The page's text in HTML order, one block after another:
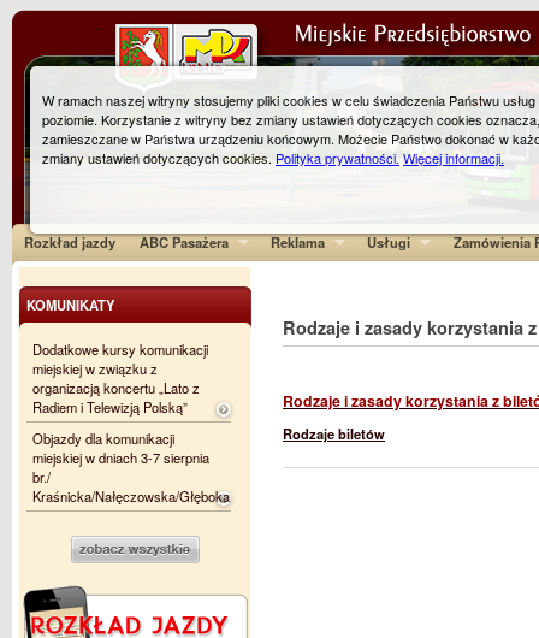
Rozkład jazdy ABC Pasażera Reklama Usługi Zamówienia
Rodzaje i zasady korzystania
Rodzaje i zasady korzystania z
Rodzaje biletów
KOMUNIKATY
Dodatkowe kursy komunikacji
miejskiej w związku z
organizacją koncertu „Lato z
Radiem i Telewizją Polską”
Objazdy dla komunikacji
miejskiej w dniach 3-7 sierpnia
br./
Kraśnicka/Nałęczowska/Głęboka
W ramach naszej witryny stosujemy pliki cookies w celu świadczenia Państwu
poziomie. Korzystanie z witryny bez zmiany ustawień dotyczących cookies
zamieszczane w Państwa urządzeniu końcowym. Możecie Państwo dokonać w
zmiany ustawień dotyczących cookies. Polityka prywatności. Więcej informacji.